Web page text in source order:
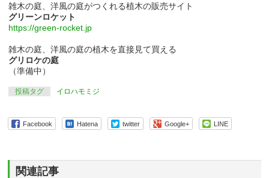
雑木の庭、洋風の庭がつくれる植木の販売サイト
グリーンロケット
https://green-rocket.jp
雑木の庭、洋風の庭の植木を直接見て買える
グリロケの庭
（準備中）
投稿タグ イロハモミジ
Facebook Hatena twitter Google+ LINE
関連記事